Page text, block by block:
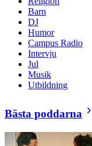
Barn
DJ
Humor
Campus Radio
Intervju
Jul
Musik
Utbildning
Bästa poddarna